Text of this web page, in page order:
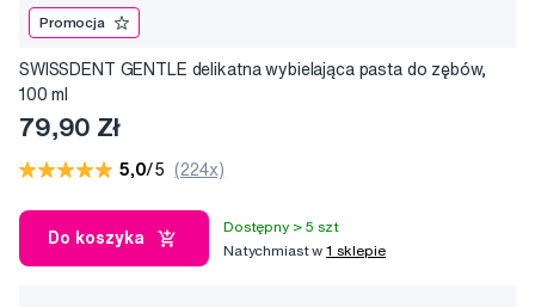
Promocja
SWISSDENT GENTLE delikatna wybielająca pasta do zębów,
100 ml
79,90 Zł
5,0/5 (224x)
Do koszyka
Dostępny > 5 szt
Natychmiast w1 sklepie